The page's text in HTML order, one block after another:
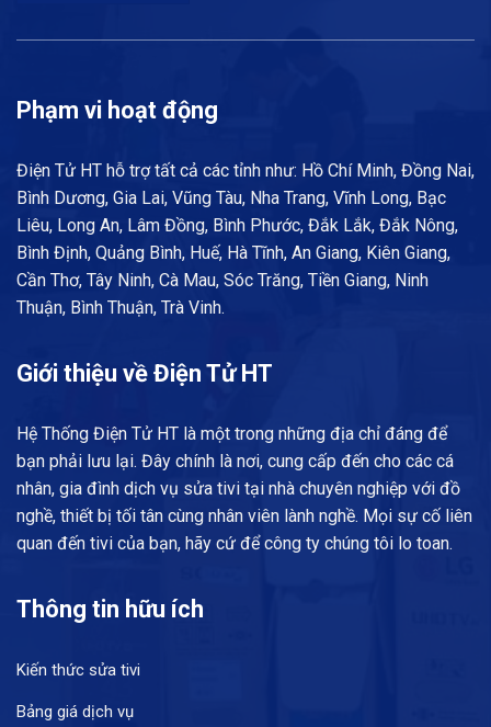
Phạm vi hoạt động
Điện Tử HT hỗ trợ tất cả các tỉnh như: Hồ Chí Minh, Đồng Nai,
Bình Dương, Gia Lai, Vũng Tàu, Nha Trang, Vĩnh Long, Bạc
Liêu, Long An, Lâm Đồng, Bình Phước, Đắk Lắk, Đắk Nông,
Bình Định, Quảng Bình, Huế, Hà Tĩnh, An Giang, Kiên Giang,
Cần Thơ, Tây Ninh, Cà Mau, Sóc Trăng, Tiền Giang, Ninh
Thuận, Bình Thuận, Trà Vinh.
Giới thiệu về Điện Tử HT
Hệ Thống Điện Tử HT là một trong những địa chỉ đáng để
bạn phải lưu lại. Đây chính là nơi, cung cấp đến cho các cá
nhân, gia đình dịch vụ sửa tivi tại nhà chuyên nghiệp với đồ
nghề, thiết bị tối tân cùng nhân viên lành nghề. Mọi sự cố liên
quan đến tivi của bạn, hãy cứ để công ty chúng tôi lo toan.
Thông tin hữu ích
Kiến thức sửa tivi
Bảng giá dịch vụ